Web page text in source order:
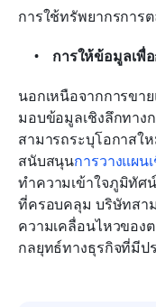
การใช้ทรัพยากรการ
การให้ข้อมูลเพื่
นอกเหนือจากการขา
มอบข้อมูลเชิงลึกทา
สามารถระบุโอกาส
สนับสนุนการวางแผน
ทำความเข้าใจภูมิทัศ
ที่ครอบคลุม บริษัทสา
ความเคลื่อนไหวของ
กลยุทธ์ทางธุรกิจที่มีป